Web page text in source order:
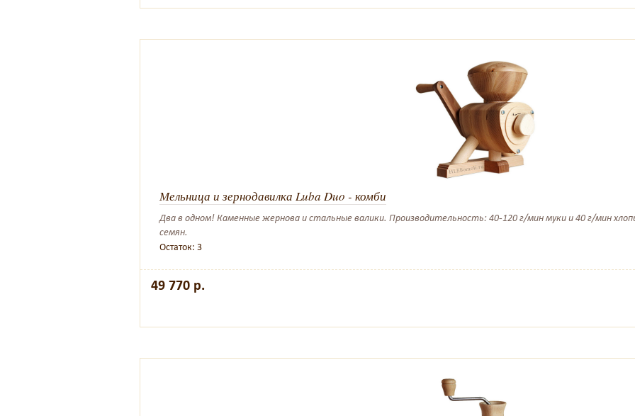
Мельница и зернодавилка Luba Duo - комби
Два в одном! Каменные жернова и стальные валики. Производительность: 40-120 г/мин муки и 40 г/мин
семян.
Остаток: 3
49 770 р.